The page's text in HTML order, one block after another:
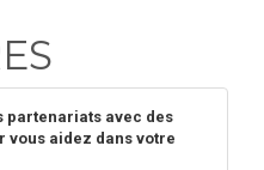
partenariats avec des
vous aidez dans votre